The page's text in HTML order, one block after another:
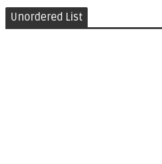
Unordered List